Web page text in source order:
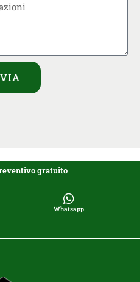
gratuito
Whatsapp